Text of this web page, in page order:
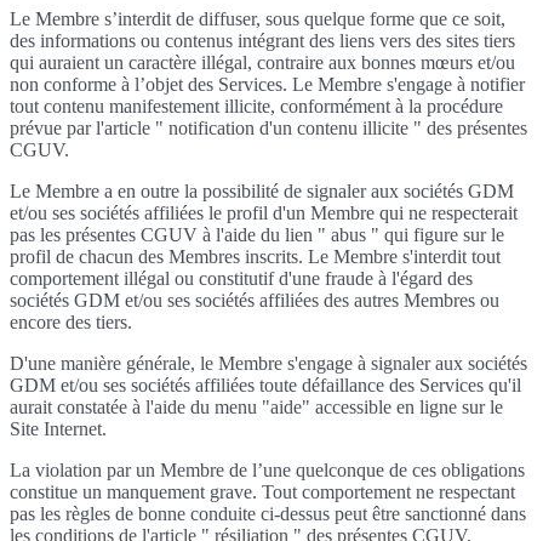
Le Membre s’interdit de diffuser, sous quelque forme que ce soit,
des informations ou contenus intégrant des liens vers des sites tiers
qui auraient un caractère illégal, contraire aux bonnes mœurs et/ou
non conforme à l’objet des Services. Le Membre s'engage à notifier
tout contenu manifestement illicite, conformément à la procédure
prévue par l'article " notification d'un contenu illicite " des présentes
CGUV.
Le Membre a en outre la possibilité de signaler aux sociétés GDM
et/ou ses sociétés affiliées le profil d'un Membre qui ne respecterait
pas les présentes CGUV à l'aide du lien " abus " qui figure sur le
profil de chacun des Membres inscrits. Le Membre s'interdit tout
comportement illégal ou constitutif d'une fraude à l'égard des
sociétés GDM et/ou ses sociétés affiliées des autres Membres ou
encore des tiers.
D'une manière générale, le Membre s'engage à signaler aux sociétés
GDM et/ou ses sociétés affiliées toute défaillance des Services qu'il
aurait constatée à l'aide du menu "aide" accessible en ligne sur le
Site Internet.
La violation par un Membre de l’une quelconque de ces obligations
constitue un manquement grave. Tout comportement ne respectant
pas les règles de bonne conduite ci-dessus peut être sanctionné dans
les conditions de l'article " résiliation " des présentes CGUV.